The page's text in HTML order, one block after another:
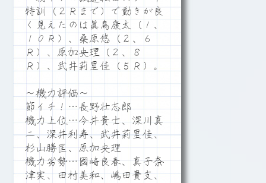
特訓（２Ｒまで）で動きが良
く見えたのは眞鳥康太（１、
１０Ｒ）、桑原悠（２、６
Ｒ）、原加央理（２、８
Ｒ）、武井莉里佳（５Ｒ）。
～機力評価～
節イチ！…長野壮志郎
機力上位…今井貴士、深川真
二、深井利寿、武井莉里佳、
杉山勝匡、原加央理
機力劣勢…國崎良春、真子奈
津実、田村美和、嶋田貴支、